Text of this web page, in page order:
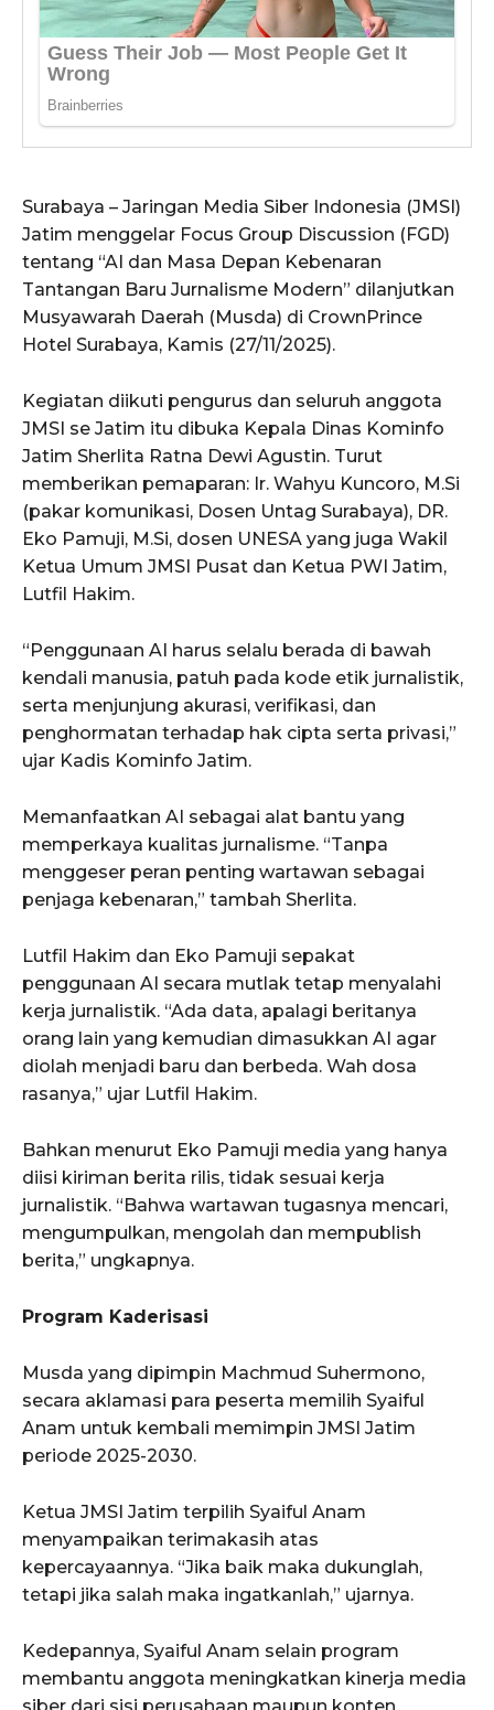
Surabaya – Jaringan Media Siber Indonesia (JMSI)
Jatim menggelar Focus Group Discussion (FGD)
tentang “AI dan Masa Depan Kebenaran
Tantangan Baru Jurnalisme Modern” dilanjutkan
Musyawarah Daerah (Musda) di CrownPrince
Hotel Surabaya, Kamis (27/11/2025).
Kegiatan diikuti pengurus dan seluruh anggota
JMSI se Jatim itu dibuka Kepala Dinas Kominfo
Jatim Sherlita Ratna Dewi Agustin. Turut
memberikan pemaparan: Ir. Wahyu Kuncoro, M.Si
(pakar komunikasi, Dosen Untag Surabaya), DR.
Eko Pamuji, M.Si, dosen UNESA yang juga Wakil
Ketua Umum JMSI Pusat dan Ketua PWI Jatim,
Lutfil Hakim.
“Penggunaan AI harus selalu berada di bawah
kendali manusia, patuh pada kode etik jurnalistik,
serta menjunjung akurasi, verifikasi, dan
penghormatan terhadap hak cipta serta privasi,”
ujar Kadis Kominfo Jatim.
Memanfaatkan AI sebagai alat bantu yang
memperkaya kualitas jurnalisme. “Tanpa
menggeser peran penting wartawan sebagai
penjaga kebenaran,” tambah Sherlita.
Lutfil Hakim dan Eko Pamuji sepakat
penggunaan AI secara mutlak tetap menyalahi
kerja jurnalistik. “Ada data, apalagi beritanya
orang lain yang kemudian dimasukkan AI agar
diolah menjadi baru dan berbeda. Wah dosa
rasanya,” ujar Lutfil Hakim.
Bahkan menurut Eko Pamuji media yang hanya
diisi kiriman berita rilis, tidak sesuai kerja
jurnalistik. “Bahwa wartawan tugasnya mencari,
mengumpulkan, mengolah dan mempublish
berita,” ungkapnya.
Program Kaderisasi
Musda yang dipimpin Machmud Suhermono,
secara aklamasi para peserta memilih Syaiful
Anam untuk kembali memimpin JMSI Jatim
periode 2025-2030.
Ketua JMSI Jatim terpilih Syaiful Anam
menyampaikan terimakasih atas
kepercayaannya. “Jika baik maka dukunglah,
tetapi jika salah maka ingatkanlah,” ujarnya.
Kedepannya, Syaiful Anam selain program
membantu anggota meningkatkan kinerja media